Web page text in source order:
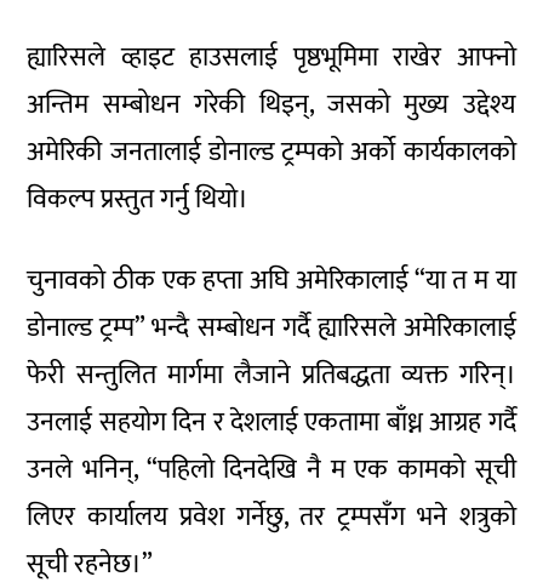
ह्यारिसले व्हाइट हाउसलाई पृष्ठभूमिमा राखेर आफ्नो
अन्तिम सम्बोधन गरेकी थिइन्, जसको मुख्य उद्देश्य
अमेरिकी जनतालाई डोनाल्ड ट्रम्पको अर्को कार्यकालको
विकल्प प्रस्तुत गर्नु थियो।
चुनावको ठीक एक हप्ता अघि अमेरिकालाई “या त म या
डोनाल्ड ट्रम्प” भन्दै सम्बोधन गर्दै ह्यारिसले अमेरिकालाई
फेरी सन्तुलित मार्गमा लैजाने प्रतिबद्धता व्यक्त गरिन्।
उनलाई सहयोग दिन र देशलाई एकतामा बाँध्न आग्रह गर्दै
उनले भनिन्, “पहिलो दिनदेखि नै म एक कामको सूची
लिएर कार्यालय प्रवेश गर्नेछु, तर ट्रम्पसँग भने शत्रुको
सूची रहनेछ।”